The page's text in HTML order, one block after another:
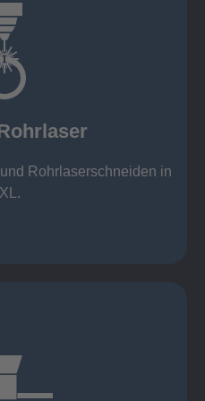
Rohrlaserschneiden in
x 300 mm
15 mm (oxidfrei)
(oxidfrei)